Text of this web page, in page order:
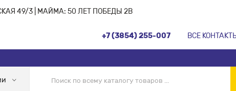
49/3 | МАЙМА: 50 ЛЕТ ПОБЕДЫ 2В
+7 (3854) 255-007 ВСЕ